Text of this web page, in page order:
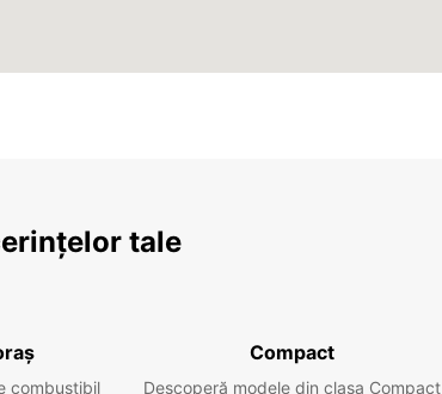
tale
combustibil
Compact
Descoperă modele din clasa Compact